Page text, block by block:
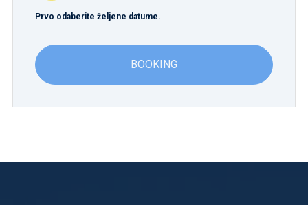
Prvo odaberite željene datume.
BOOKING